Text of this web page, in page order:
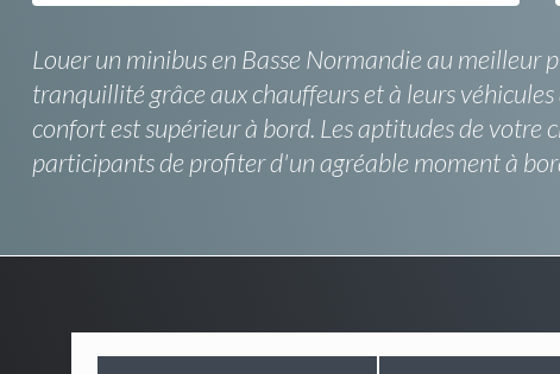
Louer un minibus en Basse Normandie au meilleur
tranquillité grâce aux chauffeurs et à leurs
confort est supérieur à bord. Les aptitudes de
participants de profiter d'un agréable moment à